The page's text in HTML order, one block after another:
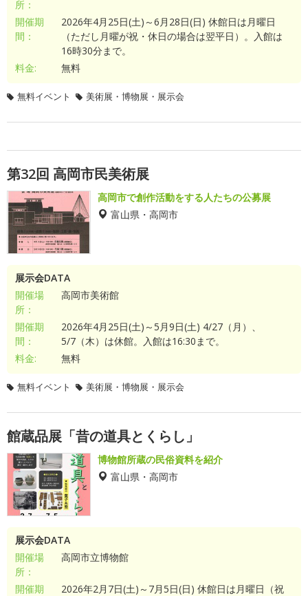
所：
開催期
間：
2026年4月25日(土)～6月28日(日) 休館日は月曜日
（ただし月曜が祝・休日の場合は翌平日）。入館は
16時30分まで。
料金:
無料
無料イベント 美術展・博物展・展示会
第32回 高岡市民美術展
高岡市で創作活動をする人たちの公募展
富山県・高岡市
展示会DATA
開催場
所：
高岡市美術館
開催期
間：
2026年4月25日(土)～5月9日(土) 4/27（月）、
5/7（木）は休館。入館は16:30まで。
料金:
無料
無料イベント 美術展・博物展・展示会
館蔵品展「昔の道具とくらし」
博物館所蔵の民俗資料を紹介
富山県・高岡市
展示会DATA
開催場
所：
高岡市立博物館
開催期
2026年2月7日(土)～7月5日(日) 休館日は月曜日（祝